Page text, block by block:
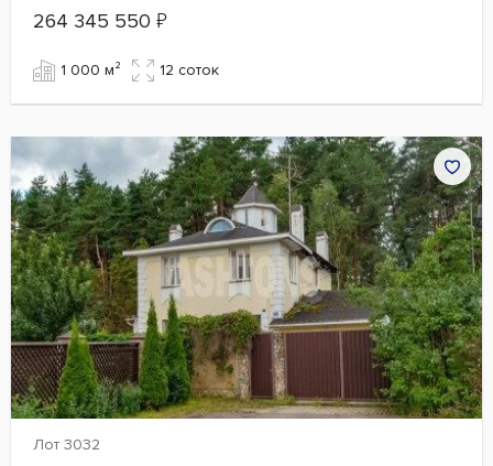
264 345 550 ₽
1 000 м² 12 cоток
Лот 3032